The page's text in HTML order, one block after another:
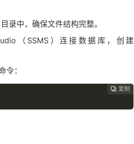
目录中，确保文件结构完整。
（SSMS）连接数据库，创建
令：
 复制
 复制
 复制
 复制